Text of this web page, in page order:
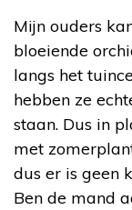
Mijn ouders
bloeiende
langs het
hebben ze
staan. Dus in
met
dus er is geen
Ben de mand